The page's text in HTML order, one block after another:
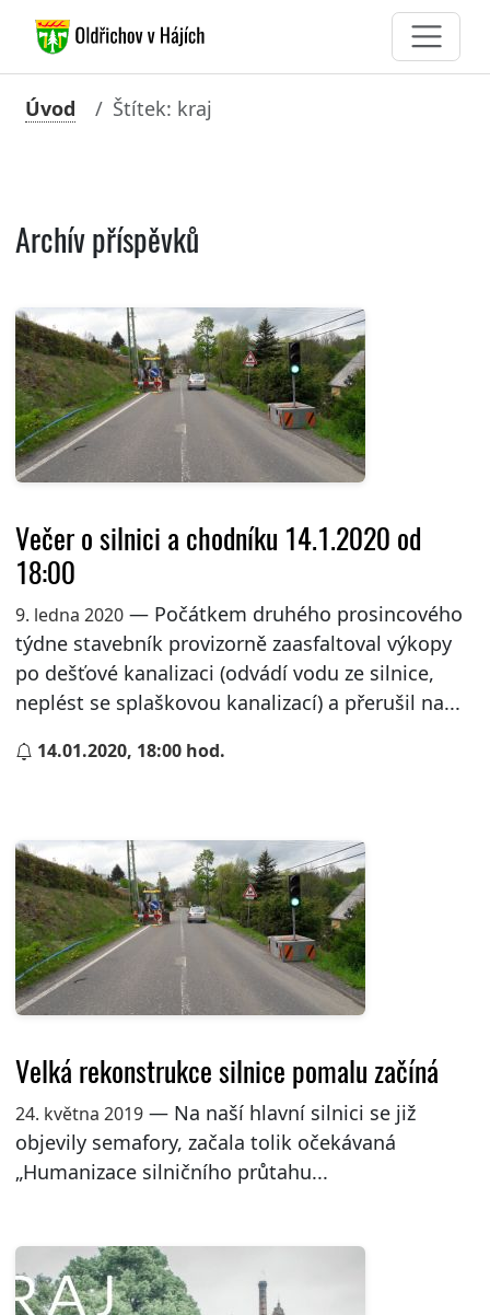
Úvod Štítek: kraj
Archív příspěvků
Večer o silnici a chodníku 14.1.2020 od
18:00
9. ledna 2020— Počátkem druhého prosincového
týdne stavebník provizorně zaasfaltoval výkopy
po dešťové kanalizaci (odvádí vodu ze silnice,
neplést se splaškovou kanalizací) a přerušil na...
14.01.2020, 18:00 hod.
Velká rekonstrukce silnice pomalu začíná
24. května 2019— Na naší hlavní silnici se již
objevily semafory, začala tolik očekávaná
„Humanizace silničního průtahu...